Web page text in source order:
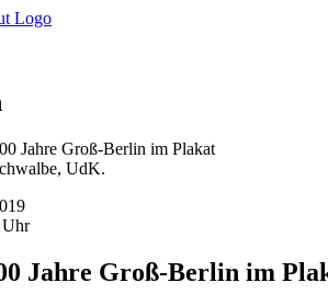
UdK.
Uhr
Jahre Groß-Berlin im